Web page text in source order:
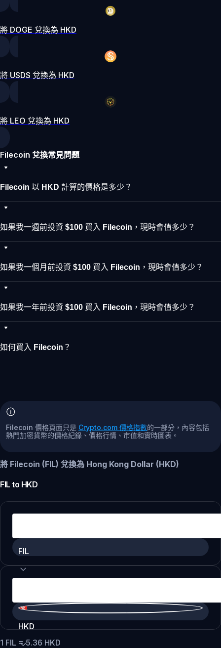
將 DOGE 兌換為 HKD
將 USDS 兌換為 HKD
將 LEO 兌換為 HKD
Filecoin 兌換常見問題
Filecoin 以 HKD 計算的價格是多少？
如果我一週前投資 $100 買入 Filecoin，現時會值多少？
如果我一個月前投資 $100 買入 Filecoin，現時會值多少？
如果我一年前投資 $100 買入 Filecoin，現時會值多少？
如何買入 Filecoin？
Filecoin 價格頁面只是 Crypto.com 價格指數的一部分，內容包括
熱門加密貨幣的價格紀錄、價格行情、市值和實時圖表。
將 Filecoin (FIL) 兌換為 Hong Kong Dollar (HKD)
FIL to HKD
FIL
HKD
1 FIL =5.36 HKD